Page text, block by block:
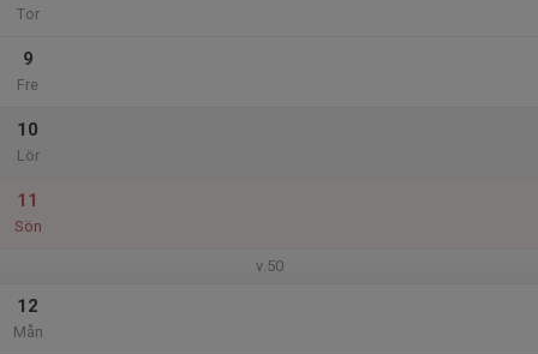
Tor
9
Fre
10
Lör
11
Sön
v.50
12
Mån